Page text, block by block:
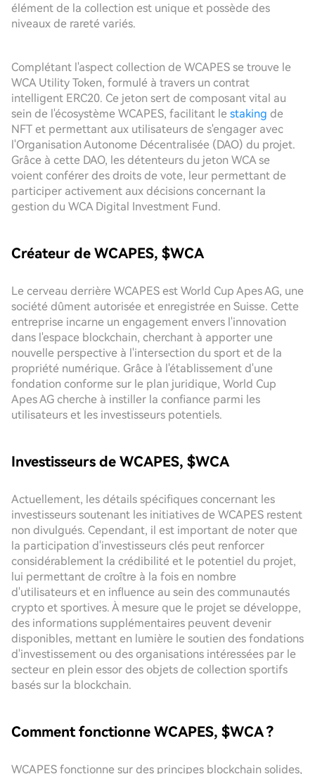
élément de la collection est unique et possède des
niveaux de rareté variés.
Complétant l'aspect collection de WCAPES se trouve le
WCA Utility Token, formulé à travers un contrat
intelligent ERC20. Ce jeton sert de composant vital au
sein de l'écosystème WCAPES, facilitant le staking de
NFT et permettant aux utilisateurs de s'engager avec
l'Organisation Autonome Décentralisée (DAO) du projet.
Grâce à cette DAO, les détenteurs du jeton WCA se
voient conférer des droits de vote, leur permettant de
participer activement aux décisions concernant la
gestion du WCA Digital Investment Fund.
Créateur de WCAPES, $WCA
Le cerveau derrière WCAPES est World Cup Apes AG, une
société dûment autorisée et enregistrée en Suisse. Cette
entreprise incarne un engagement envers l'innovation
dans l'espace blockchain, cherchant à apporter une
nouvelle perspective à l'intersection du sport et de la
propriété numérique. Grâce à l'établissement d'une
fondation conforme sur le plan juridique, World Cup
Apes AG cherche à instiller la confiance parmi les
utilisateurs et les investisseurs potentiels.
Investisseurs de WCAPES, $WCA
Actuellement, les détails spécifiques concernant les
investisseurs soutenant les initiatives de WCAPES restent
non divulgués. Cependant, il est important de noter que
la participation d'investisseurs clés peut renforcer
considérablement la crédibilité et le potentiel du projet,
lui permettant de croître à la fois en nombre
d'utilisateurs et en influence au sein des communautés
crypto et sportives. À mesure que le projet se développe,
des informations supplémentaires peuvent devenir
disponibles, mettant en lumière le soutien des fondations
d'investissement ou des organisations intéressées par le
secteur en plein essor des objets de collection sportifs
basés sur la blockchain.
Comment fonctionne WCAPES, $WCA ?
WCAPES fonctionne sur des principes blockchain solides,